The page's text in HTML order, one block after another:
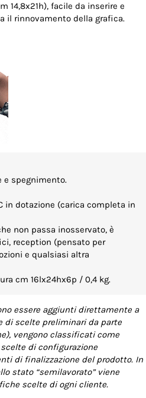
14,8x21h), facile da inserire e
il rinnovamento della grafica.
e spegnimento.
in dotazione (carica completa in
non passa inosservato, è
reception (pensato per
e qualsiasi altra
cm 16lx24hx6p / 0,4 kg.
essere aggiunti direttamente a
di scelte preliminari da parte
vengono classificati come
di configurazione
di finalizzazione del prodotto. In
stato “semilavorato” viene
scelte di ogni cliente.